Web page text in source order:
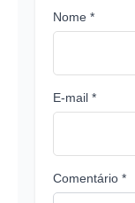
Nome *
E-mail *
Comentário *